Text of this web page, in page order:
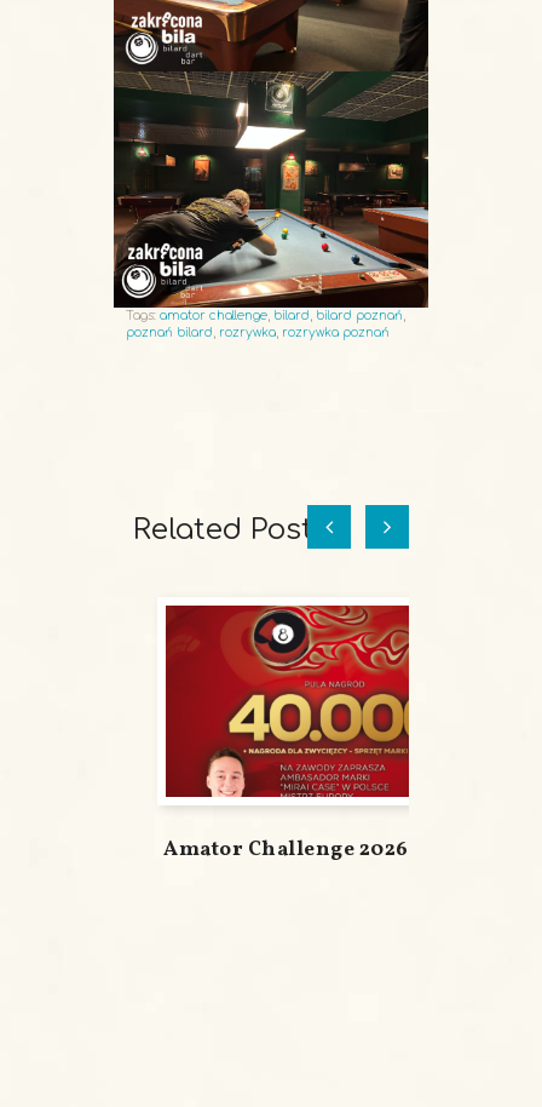
Tags: amator challenge bilard bilard poznań
poznań bilard
rozrywka rozrywka poznań
Related Posts
Amator Challenge 2026